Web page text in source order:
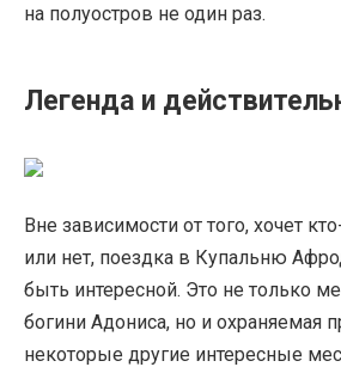
на полуостров не один раз.
Легенда и
Вне зависимости от того, хочет
или нет, поездка в Купальню
быть интересной. Это не только
богини Адониса, но и охраняемая
некоторые другие интересные